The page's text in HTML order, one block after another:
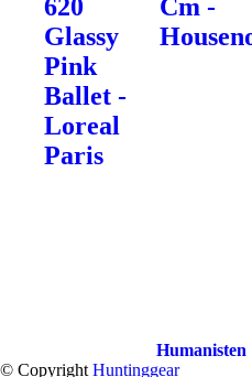
620
Glassy
Pink
Ballet -
Loreal
Paris
Cm -
Humanisten
© Copyright Huntinggear